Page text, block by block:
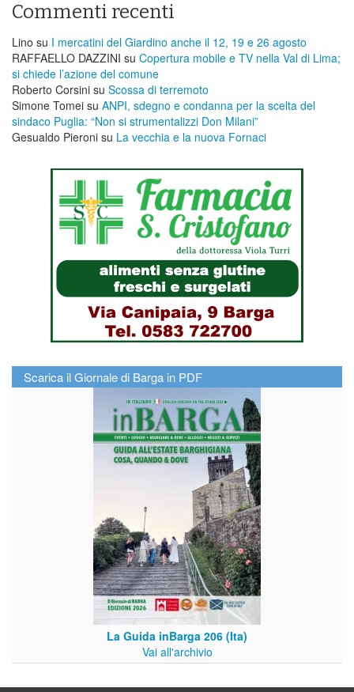
Commenti recenti
Lino su I mercatini del Giardino anche il 12, 19 e 26 agosto
RAFFAELLO DAZZINI su ​Copertura mobile e TV nella Val di Lima;
si chiede l’azione del comune
Roberto Corsini su Scossa di terremoto
Simone Tomei su ANPI, sdegno e condanna per la scelta del
sindaco Puglia: “Non si strumentalizzi Don Milani”
Gesualdo Pieroni su La vecchia e la nuova Fornaci
Scarica il Giornale di Barga in PDF
La Guida inBarga 206 (Ita)
Vai all'archivio